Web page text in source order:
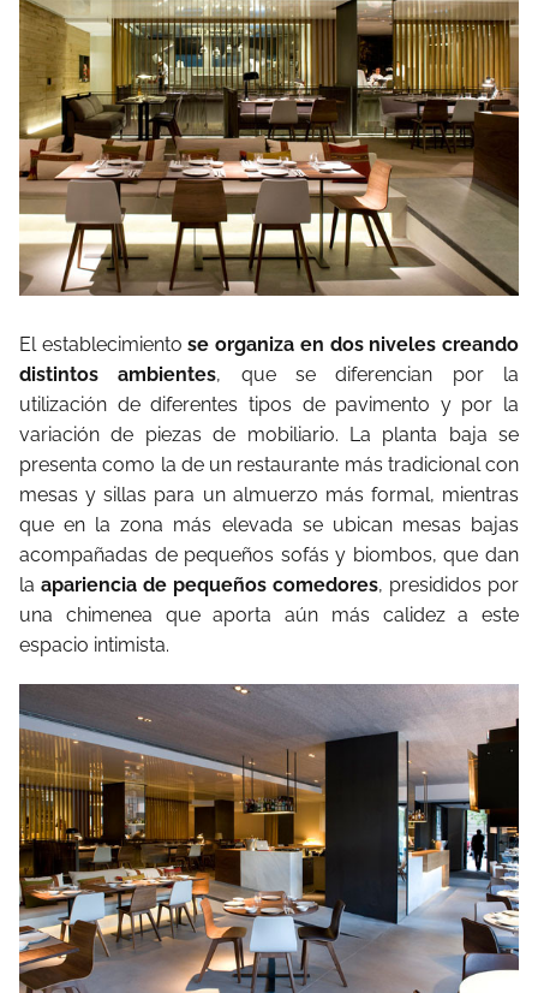
El establecimientose organiza en dos niveles creando
distintos ambientes, que se diferencian por la
utilización de diferentes tipos de pavimento y por la
variación de piezas de mobiliario. La planta baja se
presenta como la de un restaurante más tradicional con
mesas y sillas para un almuerzo más formal, mientras
que en la zona más elevada se ubican mesas bajas
acompañadas de pequeños sofás y biombos, que dan
la apariencia de pequeños comedores, presididos por
una chimenea que aporta aún más calidez a este
espacio intimista.